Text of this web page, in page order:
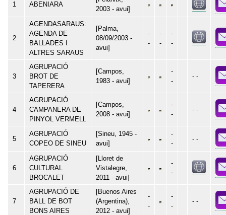
1 ABENIARA
2003 - avui]
2
AGENDASARAUS:
AGENDA DE
BALLADES I
ALTRES SARAUS
[Palma,
08/09/2003 -
avui]
-
-
-
-
-
-
3
AGRUPACIÓ
BROT DE
TAPERERA
[Campos,
1983 - avui]
-
-
- -
4
AGRUPACIÓ
CAMPANERA DE
PINYOL VERMELL
[Campos,
2008 - avui]
-
-
- -
5
AGRUPACIÓ
COPEO DE SINEU
[Sineu, 1945 -
avui]
-
-
- -
6
AGRUPACIÓ
CULTURAL
BROCALET
[Lloret de
Vistalegre,
2011 - avui]
-
-
7
AGRUPACIÓ DE
BALL DE BOT
BONS AIRES
[Buenos Aires
(Argentina),
2012 - avui]
-
-
-
-
- -